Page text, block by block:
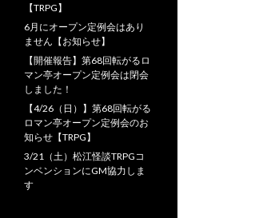
【TRPG】
6月にオープン定例会はあり
ません【お知らせ】
【開催報告】第68回転がるロ
マン亭オープン定例会は閉会
しました！
【4/26（日）】第68回転がる
ロマン亭オープン定例会のお
知らせ【TRPG】
3/21（土）松江怪談TRPGコ
ンベンションにGM協力しま
す